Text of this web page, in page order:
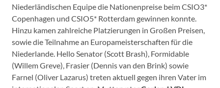
Niederländischen Equipe die Nationenpreise beim CSIO3*
Copenhagen und CSIO5* Rotterdam gewinnen konnte.
Hinzu kamen zahlreiche Platzierungen in Großen Preisen,
sowie die Teilnahme an Europameisterschaften für die
Niederlande. Hello Senator (Scott Brash), Formidable
(Willem Greve), Frasier (Dennis van den Brink) sowie
Farnel (Oliver Lazarus) treten aktuell gegen ihren Vater im